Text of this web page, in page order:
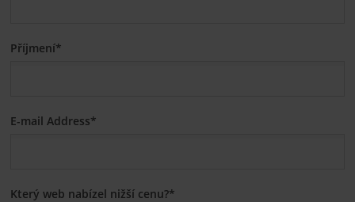
Příjmení*
E-mail Address*
Který web nabízel nižší cenu?*